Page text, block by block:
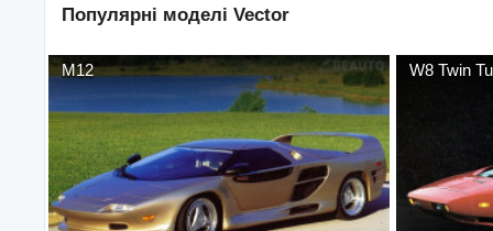
Популярні моделі Vector
M12 W8 Twin